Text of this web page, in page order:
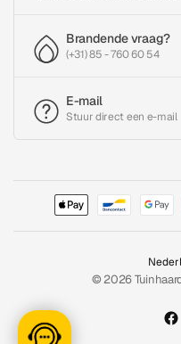
Brandende vraag?
(+31) 85 - 760 60 54
E-mail
Stuur direct een e-mail
© 2026